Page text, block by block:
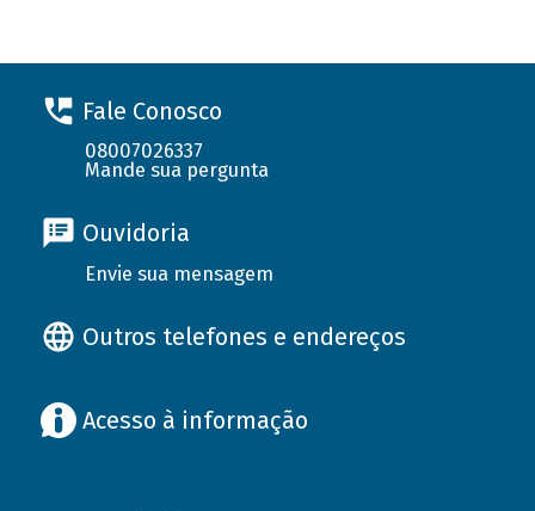
Fale Conosco
08007026337
Mande sua pergunta
Ouvidoria
Envie sua mensagem
Outros telefones e endereços
Acesso à informação